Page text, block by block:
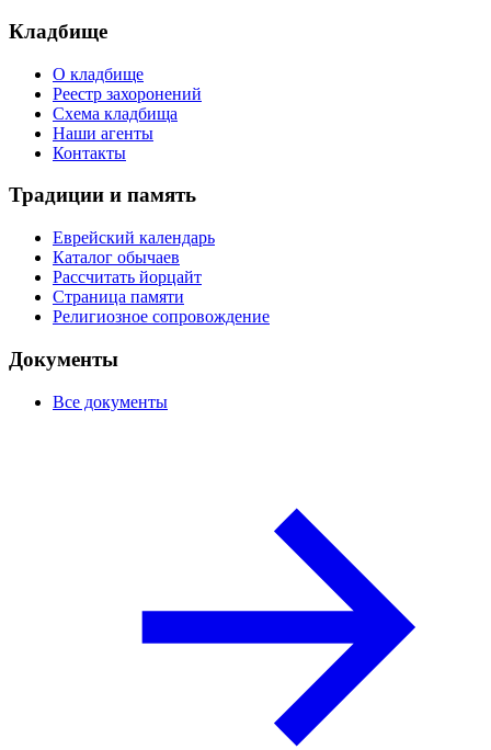
Кладбище
О кладбище
Реестр захоронений
Схема кладбища
Наши агенты
Контакты
Традиции и память
Еврейский календарь
Каталог обычаев
Рассчитать йорцайт
Страница памяти
Религиозное сопровождение
Документы
Все документы